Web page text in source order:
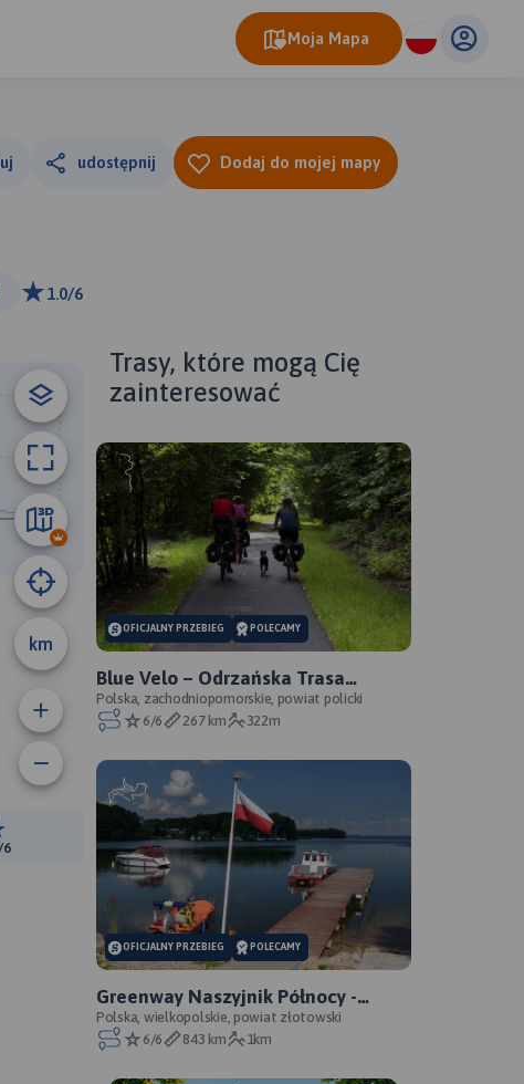
Moja Mapa
udostępnij Dodaj do mojej mapy
1.0/6
km
3 km
trasy:
trasy:
6
Trasy, które mogą Cię
zainteresować
OFICJALNY PRZEBIEG POLECAMY
Blue Velo – Odrzańska Trasa
Rowerowa - oficjalny przebieg
Polska, zachodniopomorskie, powiat policki
6/6
267 km 322m
OFICJALNY PRZEBIEG POLECAMY
Greenway Naszyjnik Północy -
oficjalny przebieg
Polska, wielkopolskie, powiat złotowski
6/6
843 km 1km